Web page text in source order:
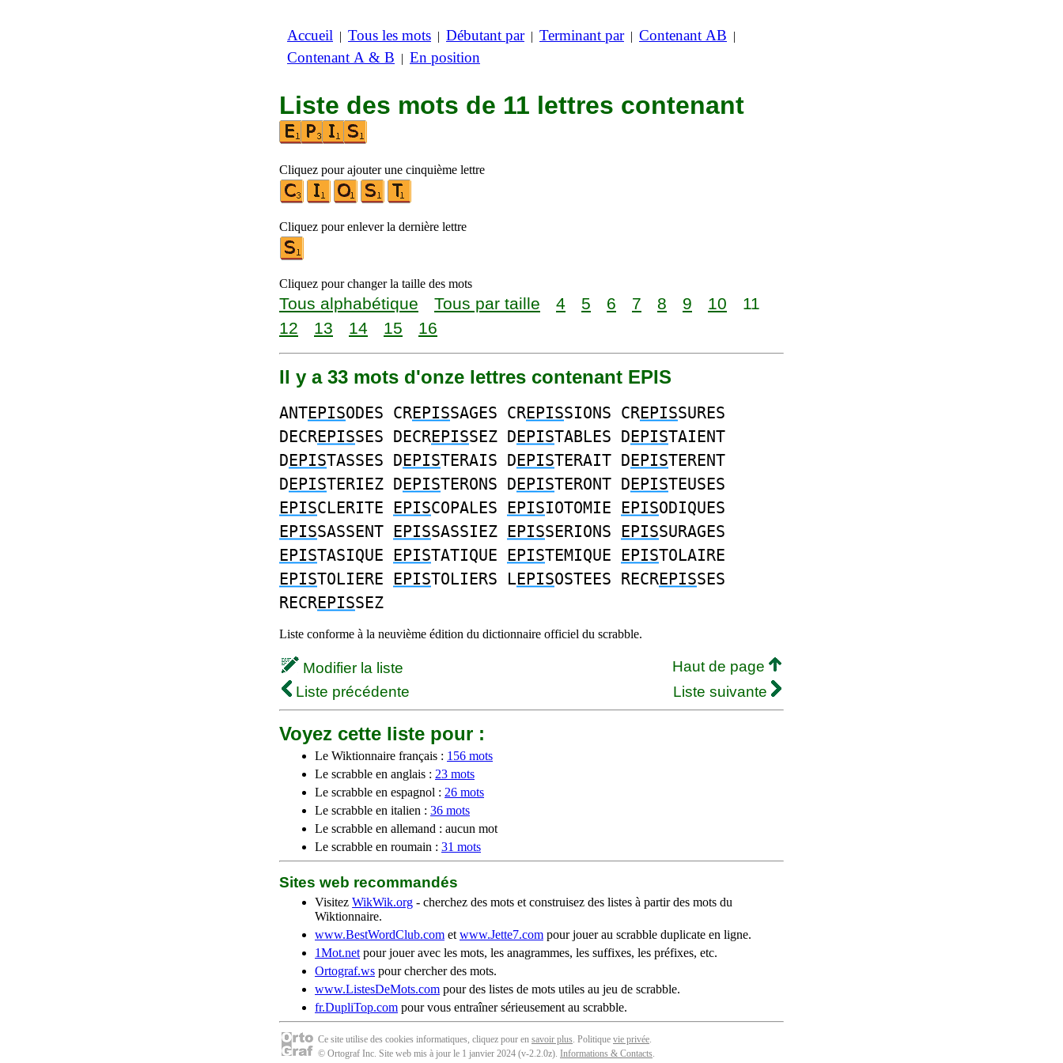
Accueil | Tous les mots | Débutant par| Terminant par| Contenant AB |
Contenant A & B | En position
Liste des mots de 11 lettres contenant
Cliquez pour ajouter une cinquième lettre
Cliquez pour enlever la dernière lettre
Cliquez pour changer la taille des mots
Tous alphabétique Tous par taille 4 5 6 7 8 9 10
11
12
13 14 15 16
Il y a 33 mots d'onze lettres contenant EPIS
ANTEPISODES CREPISSAGES CREPISSIONS CREPISSURES
DECREPISSES DECREPISSEZ DEPISTABLES DEPISTAIENT
DEPISTASSES DEPISTERAIS DEPISTERAIT DEPISTERENT
DEPISTERIEZ DEPISTERONS DEPISTERONT DEPISTEUSES
EPISCLERITE EPISCOPALES EPISIOTOMIE EPISODIQUES
EPISSASSENT EPISSASSIEZ EPISSERIONS EPISSURAGES
EPISTASIQUE EPISTATIQUE EPISTEMIQUE EPISTOLAIRE
EPISTOLIERE EPISTOLIERS LEPISOSTEES RECREPISSES
RECREPISSEZ
Liste conforme à la neuvième édition du dictionnaire officiel du scrabble.
Modifier la liste
Haut de page
Liste précédente
Liste suivante
Voyez cette liste pour :
Le Wiktionnaire français : 156 mots
Le scrabble en anglais : 23 mots
Le scrabble en espagnol : 26 mots
Le scrabble en italien : 36 mots
Le scrabble en allemand : aucun mot
Le scrabble en roumain : 31 mots
Sites web recommandés
Visitez WikWik.org - cherchez des mots et construisez des listes à partir des mots du
Wiktionnaire.
www.BestWordClub.com et www.Jette7.com pour jouer au scrabble duplicate en ligne.
1Mot.net pour jouer avec les mots, les anagrammes, les suffixes, les préfixes, etc.
Ortograf.ws pour chercher des mots.
www.ListesDeMots.com pour des listes de mots utiles au jeu de scrabble.
fr.DupliTop.com pour vous entraîner sérieusement au scrabble.
Ce site utilise des cookies informatiques, cliquez pour en savoir plus. Politique vie privée.
© Ortograf Inc. Site web mis à jour le 1 janvier 2024 (v-2.2.0z). Informations & Contacts.